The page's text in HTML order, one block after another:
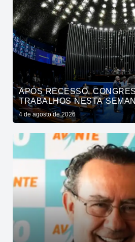
APÓS RECESSO,
TRABALHOS NESTA
4 de agosto de 2026